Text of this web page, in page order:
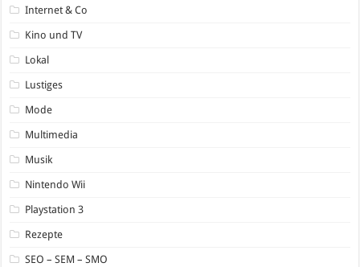
Internet & Co
Kino und TV
Lokal
Lustiges
Mode
Multimedia
Musik
Nintendo Wii
Playstation 3
Rezepte
SEO – SEM – SMO